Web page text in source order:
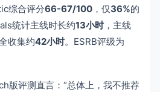
综合评分66-67/100 ，仅36%的
统计主线时长约13小时，主线
收集约42小时。ESRB评级为
版评测直言：“总体上，我不推荐